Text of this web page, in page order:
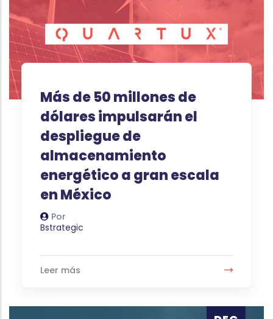
Más de 50 millones de
dólares impulsarán el
despliegue de
almacenamiento
energético a gran escala
en México
Por
Autor
Bstrategic
Leer más